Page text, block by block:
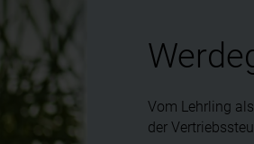
Vom Lehrling
der